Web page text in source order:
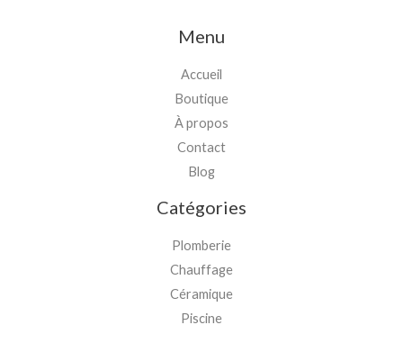
Menu
Accueil
Boutique
À propos
Contact
Blog
Catégories
Plomberie
Chauffage
Céramique
Piscine